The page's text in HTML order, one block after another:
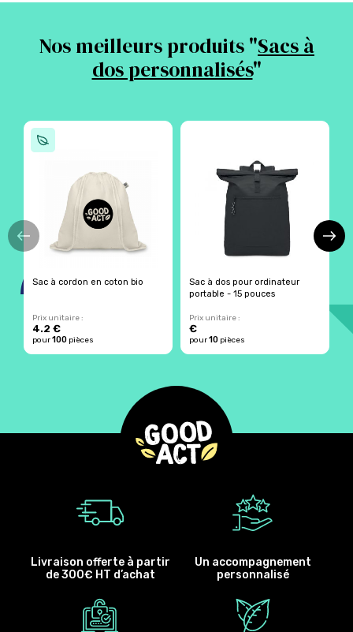
Nos meilleurs produits "Sacs à
dos personnalisés"
Sac à cordon en coton bio
Prix unitaire :
4.2 €
pour100 pièces
Sac à dos pour ordinateur
portable - 15 pouces
Prix unitaire :
€
pour10 pièces
Livraison offerte à partir
de 300€ HT d’achat
Un accompagnement
personnalisé